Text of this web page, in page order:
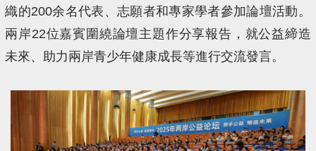
織的200余名代表、志願者和專家學者參加論壇活動。
兩岸22位嘉賓圍繞論壇主題作分享報告，就公益締造
未來、助力兩岸青少年健康成長等進行交流發言。